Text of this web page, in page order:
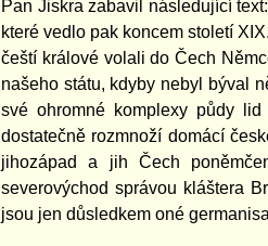
Pan Jiskra zabavil následující
které vedlo pak koncem století
čeští králové volali do Čech
našeho státu, kdyby nebyl býval
své ohromné komplexy půdy
dostatečně rozmnoží domácí
jihozápad a jih Čech
severovýchod správou kláštera
jsou jen důsledkem oné